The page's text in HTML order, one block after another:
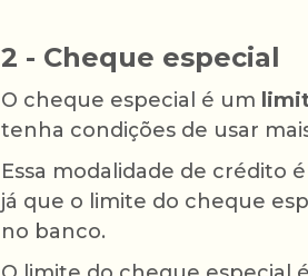
2 - Cheque especial
O cheque especial é um
tenha condições de usar
Essa modalidade de crédito
já que o limite do cheque
no banco.